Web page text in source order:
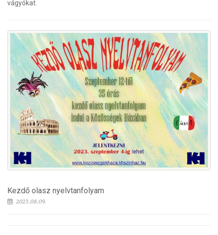
vágyókat.
Kezdő olasz nyelvtanfolyam
2023.08.09.